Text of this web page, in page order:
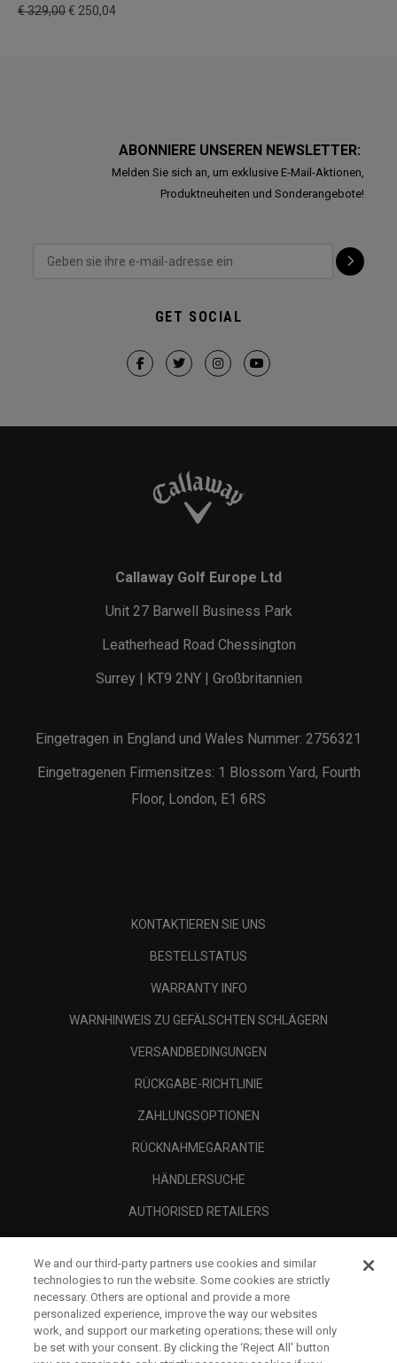
€ 329,00€ 250,04
ABONNIERE UNSEREN NEWSLETTER:
Melden Sie sich an, um exklusive E-Mail-Aktionen,
Produktneuheiten und Sonderangebote!
GET SOCIAL
Callaway Golf Europe Ltd
Unit 27 Barwell Business Park
Leatherhead Road Chessington
Surrey | KT9 2NY | Großbritannien
Eingetragen in England und Wales Nummer: 2756321
Eingetragenen Firmensitzes: 1 Blossom Yard, Fourth
Floor, London, E1 6RS
KONTAKTIEREN SIE UNS
BESTELLSTATUS
WARRANTY INFO
WARNHINWEIS ZU GEFÄLSCHTEN SCHLÄGERN
VERSANDBEDINGUNGEN
RÜCKGABE-RICHTLINIE
ZAHLUNGSOPTIONEN
RÜCKNAHMEGARANTIE
HÄNDLERSUCHE
AUTHORISED RETAILERS
UNTERNEHMENSPROFIL
RECHTLICHES-
We and our third-party partners use cookies and similar
technologies to run the website. Some cookies are strictly
necessary. Others are optional and provide a more
personalized experience, improve the way our websites
work, and support our marketing operations; these will only
be set with your consent. By clicking the ‘Reject All' button